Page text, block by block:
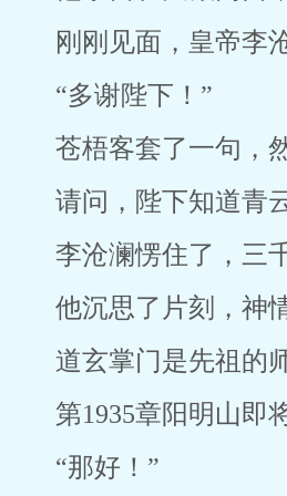
刚刚见面，皇帝李
“多谢陛下！”
苍梧客套了一句，
请问，陛下知道青
李沧澜愣住了，三
他沉思了片刻，神
道玄掌门是先祖的
第1935章阳明山即
“那好！”